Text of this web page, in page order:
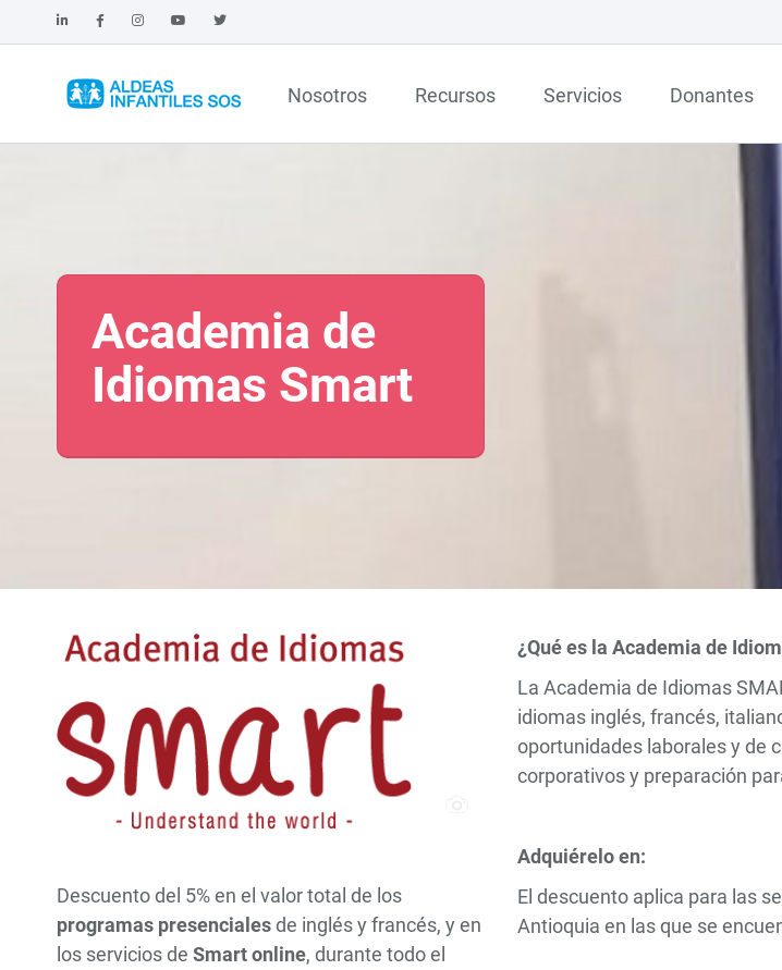
Nosotros Recursos Servicios Donantes
Academia de
Idiomas Smart
Descuento del 5% en el valor total de los
programas presencialesde inglés y francés, y en
los servicios de Smart online, durante todo el
¿Qué es la Academia de
La Academia de Idiomas
idiomas inglés, francés,
oportunidades laborales y de
corporativos y preparación
Adquiérelo en:
El descuento aplica para las
Antioquia en las que se